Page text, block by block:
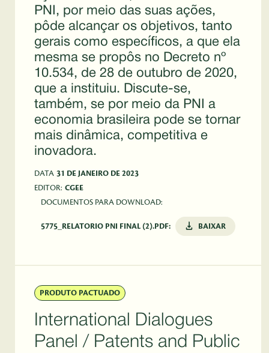
PNI, por meio das suas ações,
pôde alcançar os objetivos, tanto
gerais como específicos, a que ela
mesma se propôs no Decreto nº
10.534, de 28 de outubro de 2020,
que a instituiu. Discute-se,
também, se por meio da PNI a
economia brasileira pode se tornar
mais dinâmica, competitiva e
inovadora.
DATA 31 DE JANEIRO DE 2023
EDITOR: CGEE
DOCUMENTOS PARA DOWNLOAD:
5775_RELATORIO PNI FINAL (2).PDF: BAIXAR
PRODUTO PACTUADO
International Dialogues
Panel / Patents and Public